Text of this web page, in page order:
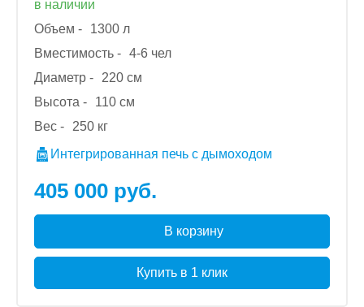
в наличии
Объем -
1300 л
Вместимость - 4-6 чел
Диаметр -
220 см
Высота -
110 см
Вес -
250 кг
Интегрированная печь с дымоходом
405 000 руб.
В корзину
Купить в 1 клик